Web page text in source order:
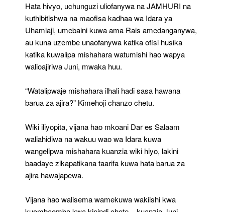
Hata hivyo, uchunguzi uliofanywa na JAMHURI na
kuthibitishwa na maofisa kadhaa wa Idara ya
Uhamiaji, umebaini kuwa ama Rais amedanganywa,
au kuna uzembe unaofanywa katika ofisi husika
katika kuwalipa mishahara watumishi hao wapya
walioajiriwa Juni, mwaka huu.
“Watalipwaje mishahara ilhali hadi sasa hawana
barua za ajira?” Kimehoji chanzo chetu.
Wiki iliyopita, vijana hao mkoani Dar es Salaam
waliahidiwa na wakuu wao wa Idara kuwa
wangelipwa mishahara kuanzia wiki hiyo, lakini
baadaye zikapatikana taarifa kuwa hata barua za
ajira hawajapewa.
Vijana hao walisema wamekuwa wakiishi kwa